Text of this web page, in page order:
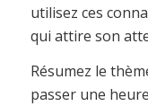
utilisez ces
qui attire son
Résumez le
passer une